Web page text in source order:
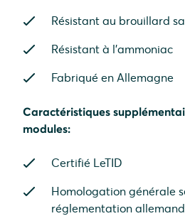
Résistant au brouillard
Résistant à l'ammoniac
Fabriqué en Allemagne
Caractéristiques
modules:
Certifié LeTID
Homologation générale
réglementation